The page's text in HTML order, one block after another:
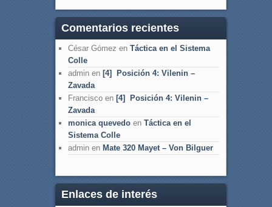
Comentarios recientes
César Gómez en Táctica en el Sistema
Colle
adminen [4] Posición 4: Vilenin –
Zavada
Franciscoen [4] Posición 4: Vilenin –
Zavada
monica quevedoen Táctica en el
Sistema Colle
adminen Mate 320 Mayet – Von Bilguer
Enlaces de interés